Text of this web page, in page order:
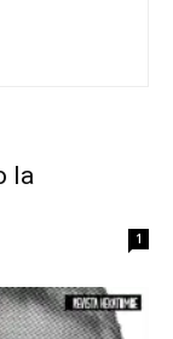
la
1